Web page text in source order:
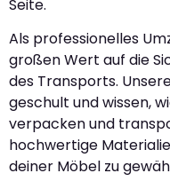
Seite.
Als professionelles
großen Wert auf die
des Transports.
geschult und wissen,
verpacken und
hochwertige
deiner Möbel zu